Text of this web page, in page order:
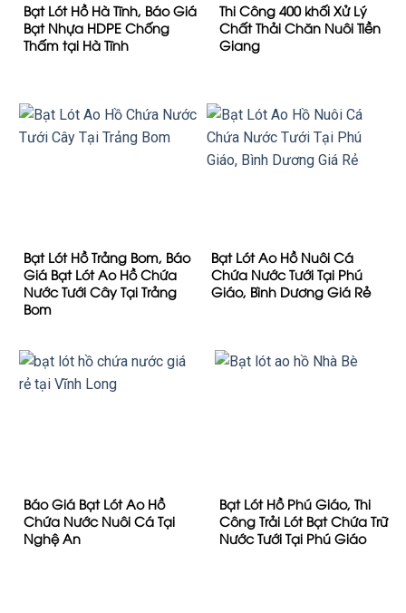
Bạt Lót Hồ Hà Tĩnh, Báo Giá
Bạt Nhựa HDPE Chống
Thấm tại Hà Tĩnh
Thi Công 400 khối Xử Lý
Chất Thải Chăn Nuôi Tiền
Giang
Bạt Lót Hồ Trảng Bom, Báo
Giá Bạt Lót Ao Hồ Chứa
Nước Tưới Cây Tại Trảng
Bom
Bạt Lót Ao Hồ Nuôi Cá
Chứa Nước Tưới Tại Phú
Giáo, Bình Dương Giá Rẻ
Báo Giá Bạt Lót Ao Hồ
Chứa Nước Nuôi Cá Tại
Nghệ An
Bạt Lót Hồ Phú Giáo, Thi
Công Trải Lót Bạt Chứa Trữ
Nước Tưới Tại Phú Giáo